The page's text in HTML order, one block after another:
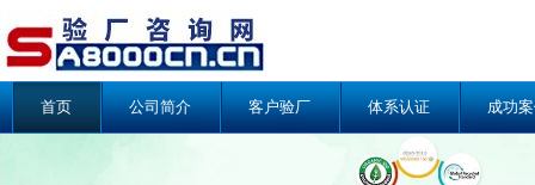
首页 公司简介 客户验厂 体系认证 成功